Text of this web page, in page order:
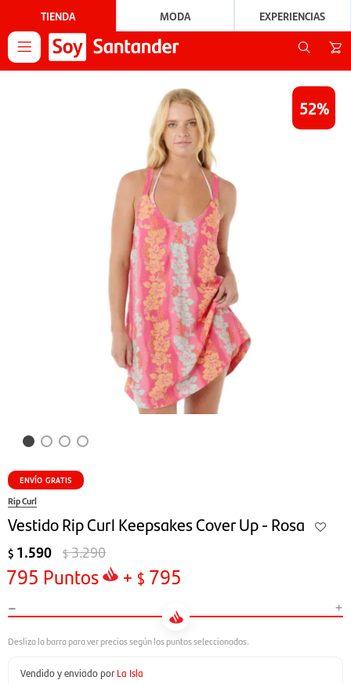
TIENDA MODA EXPERIENCIAS

52
ENVÍO GRATIS
Rip Curl
Vestido Rip Curl Keepsakes Cover Up - Rosa
$ 1.590 $3.290
795 Puntos + $ 795
- +
Vendido y enviado por La Isla